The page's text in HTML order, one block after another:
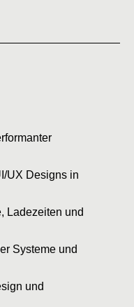
UX Designs in
Ladezeiten und
Systeme und
und